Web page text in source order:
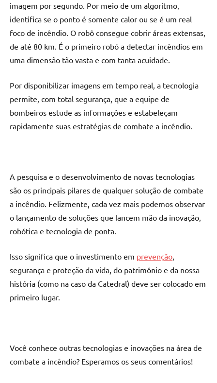
imagem por segundo. Por meio de um algoritmo,
identifica se o ponto é somente calor ou se é um real
foco de incêndio. O robô consegue cobrir áreas extensas,
de até 80 km. É o primeiro robô a detectar incêndios em
uma dimensão tão vasta e com tanta acuidade.
Por disponibilizar imagens em tempo real, a tecnologia
permite, com total segurança, que a equipe de
bombeiros estude as informações e estabeleçam
rapidamente suas estratégias de combate a incêndio.
A pesquisa e o desenvolvimento de novas tecnologias
são os principais pilares de qualquer solução de combate
a incêndio. Felizmente, cada vez mais podemos observar
o lançamento de soluções que lancem mão da inovação,
robótica e tecnologia de ponta.
Isso significa que o investimento em prevenção,
segurança e proteção da vida, do patrimônio e da nossa
história (como na caso da Catedral) deve ser colocado em
primeiro lugar.
Você conhece outras tecnologias e inovações na área de
combate a incêndio? Esperamos os seus comentários!